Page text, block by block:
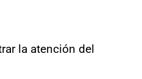
la atención del